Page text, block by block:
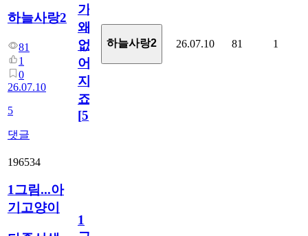
하늘사랑2
81
1
0
26.07.10
5
댓글
가
왜
없
어
지
죠.?
[5]
하늘사랑2 26.07.10 81 1
196534
1그림...아
기고양이
1